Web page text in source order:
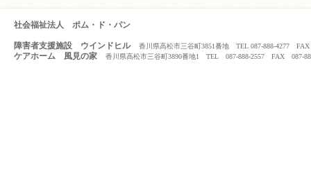
社会福祉法人 ポム・ド・パン
障害者支援施設 ウインドヒル 香川県高松市三谷町3851番地 TEL 087-888-4277 FAX
ケアホーム 風見の家 香川県高松市三谷町3890番地1 TEL 087-888-2557 FAX 087-